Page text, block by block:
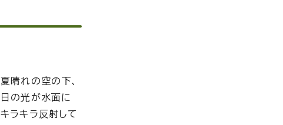
夏晴れの空の下、
日の光が水面に
キラキラ反射して